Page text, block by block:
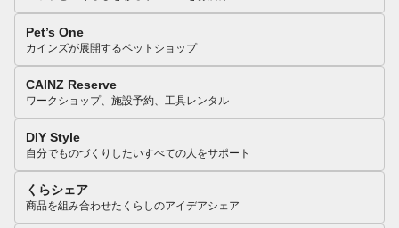
Pet’s One
カインズが展開するペットショップ
CAINZ Reserve
ワークショップ、施設予約、工具レンタル
DIY Style
自分でものづくりしたいすべての人をサポート
くらシェア
商品を組み合わせたくらしのアイデアシェア